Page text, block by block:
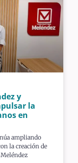
y
la
en
ampliando
la creación de